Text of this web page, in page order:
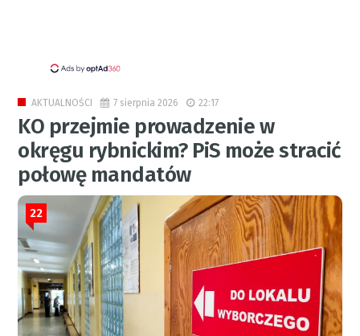
AKTUALNOŚCI 7 sierpnia 2026 22:17
KO przejmie prowadzenie w
okręgu rybnickim? PiS może stracić
połowę mandatów
22